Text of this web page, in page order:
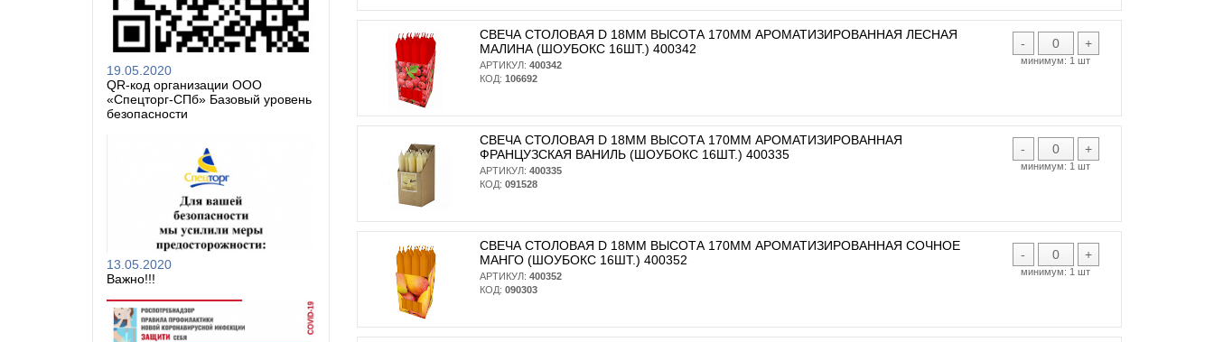
19.05.2020
QR-код организации ООО
«Спецторг-СПб» Базовый уровень
безопасности
13.05.2020
Важно!!!
- +
минимум: 1 шт
СВЕЧА СТОЛОВАЯ D 18ММ ВЫСОТА 170ММ АРОМАТИЗИРОВАННАЯ ЛЕСНАЯ
МАЛИНА (ШОУБОКС 16ШТ.) 400342
АРТИКУЛ: 400342
КОД: 106692
- +
минимум: 1 шт
СВЕЧА СТОЛОВАЯ D 18ММ ВЫСОТА 170ММ АРОМАТИЗИРОВАННАЯ
ФРАНЦУЗСКАЯ ВАНИЛЬ (ШОУБОКС 16ШТ.) 400335
АРТИКУЛ: 400335
КОД: 091528
- +
минимум: 1 шт
СВЕЧА СТОЛОВАЯ D 18ММ ВЫСОТА 170ММ АРОМАТИЗИРОВАННАЯ СОЧНОЕ
МАНГО (ШОУБОКС 16ШТ.) 400352
АРТИКУЛ: 400352
КОД: 090303